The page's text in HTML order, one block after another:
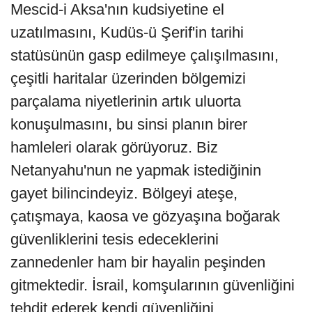
Mescid-i Aksa'nın kudsiyetine el
uzatılmasını, Kudüs-ü Şerif'in tarihi
statüsünün gasp edilmeye çalışılmasını,
çeşitli haritalar üzerinden bölgemizi
parçalama niyetlerinin artık uluorta
konuşulmasını, bu sinsi planın birer
hamleleri olarak görüyoruz. Biz
Netanyahu'nun ne yapmak istediğinin
gayet bilincindeyiz. Bölgeyi ateşe,
çatışmaya, kaosa ve gözyaşına boğarak
güvenliklerini tesis edeceklerini
zannedenler ham bir hayalin peşinden
gitmektedir. İsrail, komşularının güvenliğini
tehdit ederek kendi güvenliğini